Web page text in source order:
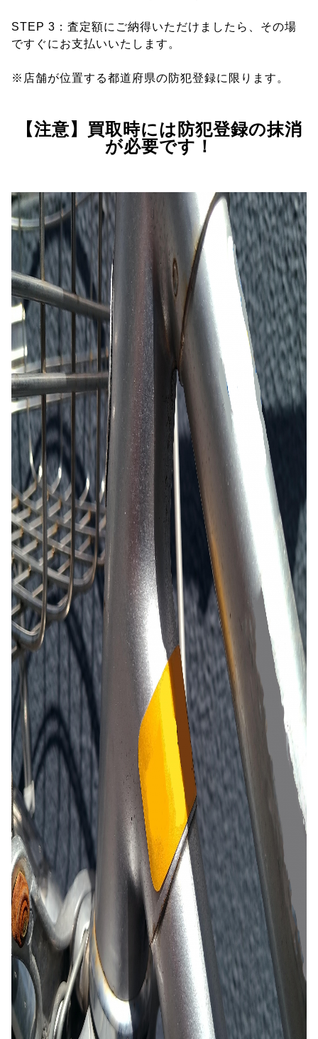
STEP 3：査定額にご納得いただけましたら、その場
ですぐにお支払いいたします。
※店舗が位置する都道府県の防犯登録に限ります。
【注意】買取時には防犯登録の抹消
が必要です！